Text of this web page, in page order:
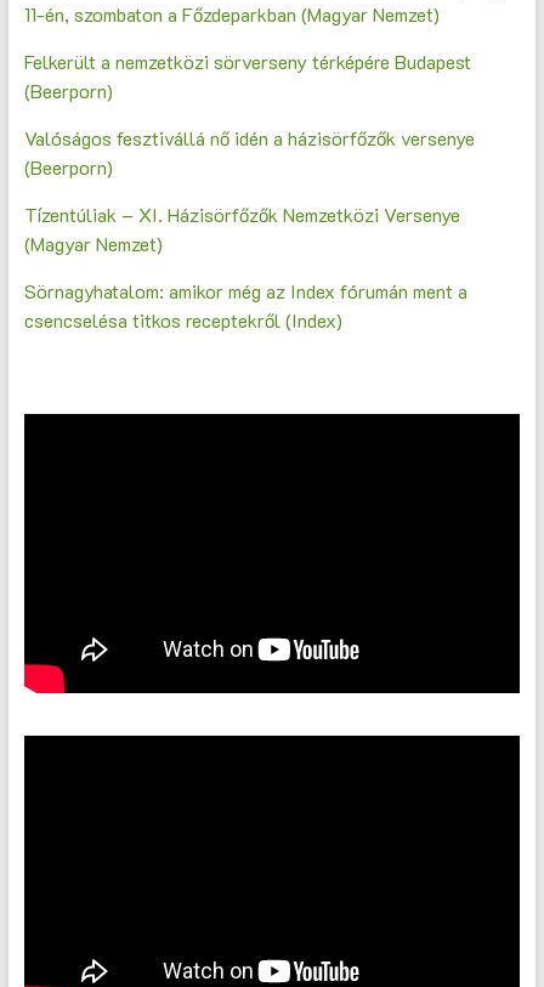
11-én, szombaton a Főzdeparkban (Magyar Nemzet)
Felkerült a nemzetközi sörverseny térképére Budapest
(Beerporn)
Valóságos fesztivállá nő idén a házisörfőzők versenye
(Beerporn)
Tízentúliak – XI. Házisörfőzők Nemzetközi Versenye
(Magyar Nemzet)
Sörnagyhatalom: amikor még az Index fórumán ment a
csencselésa titkos receptekről (Index)